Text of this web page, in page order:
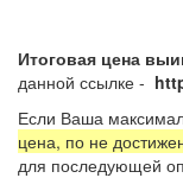
Итоговая цена
данной ссылке -
Если Ваша
цена, по не
для последующей